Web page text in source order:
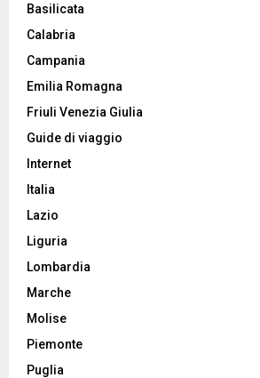
Basilicata
Calabria
Campania
Emilia Romagna
Friuli Venezia Giulia
Guide di viaggio
Internet
Italia
Lazio
Liguria
Lombardia
Marche
Molise
Piemonte
Puglia